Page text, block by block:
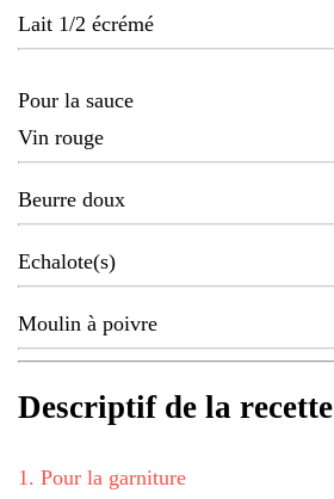
Lait 1/2 écrémé
Pour la sauce
Vin rouge
Beurre doux
Echalote(s)
Moulin à poivre
Descriptif de la recette
1 . Pour la garniture